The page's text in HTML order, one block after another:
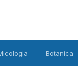
Botanica